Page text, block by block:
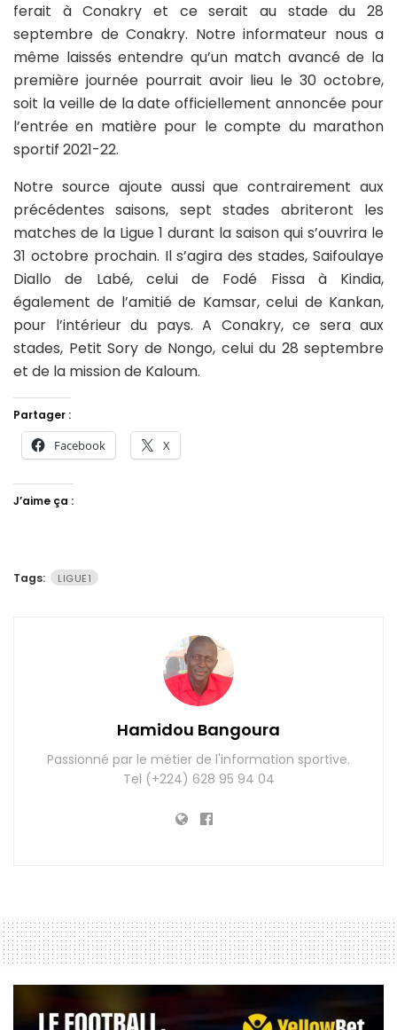
ferait à Conakry et ce serait au stade du 28
septembre de Conakry. Notre informateur nous a
même laissés entendre qu’un match avancé de la
première journée pourrait avoir lieu le 30 octobre,
soit la veille de la date officiellement annoncée pour
l’entrée en matière pour le compte du marathon
sportif 2021-22.
Notre source ajoute aussi que contrairement aux
précédentes saisons, sept stades abriteront les
matches de la Ligue 1 durant la saison qui s’ouvrira le
31 octobre prochain. Il s’agira des stades, Saifoulaye
Diallo de Labé, celui de Fodé Fissa à Kindia,
également de l’amitié de Kamsar, celui de Kankan,
pour l’intérieur du pays. A Conakry, ce sera aux
stades, Petit Sory de Nongo, celui du 28 septembre
et de la mission de Kaloum.
Partager :
Facebook X
J’aime ça :
Tags: LIGUE1
Hamidou Bangoura
Passionné par le métier de l'information sportive.
Tel (+224) 628 95 94 04